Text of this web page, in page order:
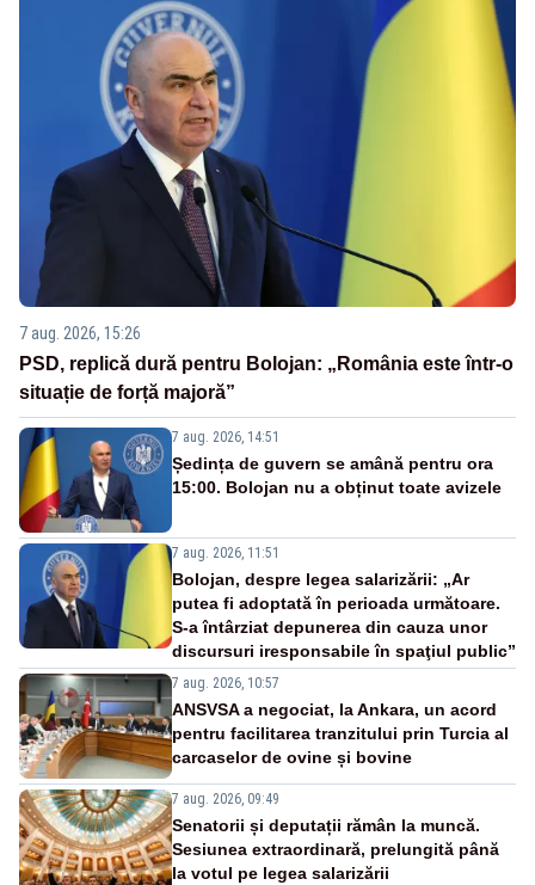
7 aug. 2026, 15:26
PSD, replică dură pentru Bolojan: „România este într-o
situație de forță majoră”
7 aug. 2026, 14:51
Ședința de guvern se amână pentru ora
15:00. Bolojan nu a obținut toate avizele
7 aug. 2026, 11:51
Bolojan, despre legea salarizării: „Ar
putea fi adoptată în perioada următoare.
S-a întârziat depunerea din cauza unor
discursuri iresponsabile în spaţiul public”
7 aug. 2026, 10:57
ANSVSA a negociat, la Ankara, un acord
pentru facilitarea tranzitului prin Turcia al
carcaselor de ovine și bovine
7 aug. 2026, 09:49
Senatorii și deputații rămân la muncă.
Sesiunea extraordinară, prelungită până
la votul pe legea salarizării